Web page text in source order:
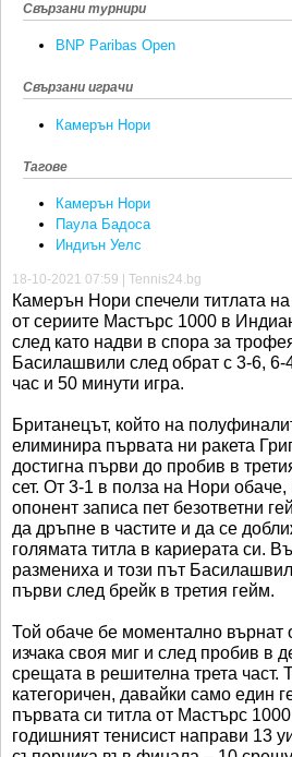
Свързани турнири
BNP Paribas Open
Свързани играчи
Камерън Нори
Тагове
Камерън Нори
Паула Бадоса
Индиън Уелс
18-10-2021 07:59 | Tennis24.bg
Камерън Нори спечели титлата
от сериите Мастърс 1000 в
след като надви в спора за
Басилашвили след обрат с 3-6, 6-
час и 50 минути игра.
Британецът, който на
елиминира първата ни ракета
достигна първи до пробив в
сет. От 3-1 в полза на Нори обаче,
опонент записа пет безответни
да дръпне в частите и да се
голямата титла в кариерата си.
размениха и този път
първи след брейк в третия гейм.
Той обаче бе моментално върнат
изчака своя миг и след пробив в
срещата в решителна трета част.
категоричен, давайки само един
първата си титла от Мастърс
годишният тенисист направи 13